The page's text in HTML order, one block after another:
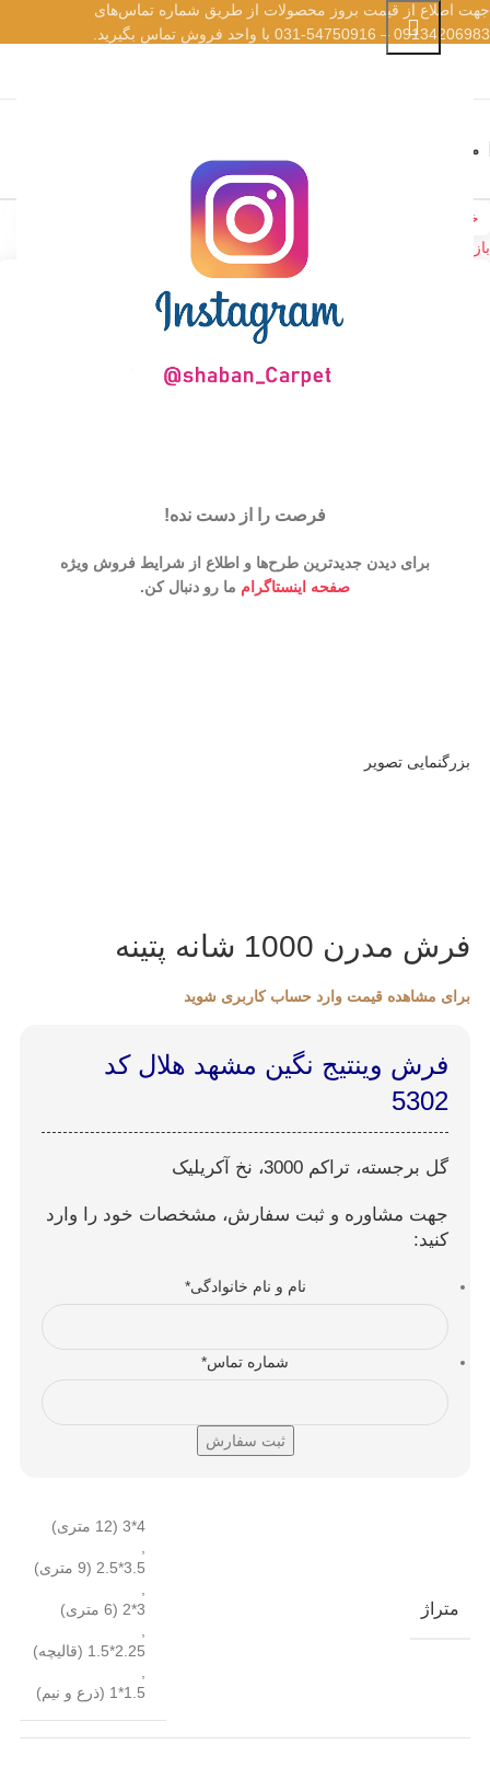
فرصت را از دست نده!
برای دیدن جدیدترین طرح‌ها و اطلاع از شرایط فروش ویژه
صفحه اینستاگرام ما رو دنبال کن.
منو
خانه
فرش مدرن 1000 شانه پتینه
بازگشت به محصولات
بزرگنمایی تصویر
فرش مدرن 1000 شانه پتینه
برای مشاهده قیمت وارد حساب کاربری شوید
فرش وینتیج نگین مشهد هلال کد
5302
گل برجسته، تراکم 3000، نخ آکریلیک
جهت مشاوره و ثبت سفارش، مشخصات خود را وارد
کنید:
نام و نام خانوادگی*
شماره تماس*
متراژ
4*3 (12 متری)
3.5*2.5 (9 متری)
3*2 (6 متری)
2.25*1.5 (قالیچه)
1.5*1 (ذرع و نیم)
جهت اطلاع از قیمت بروز محصولات از طریق شماره تماس‌‌های
09134206983 – 54750916-031 با واحد فروش تماس بگیرید.